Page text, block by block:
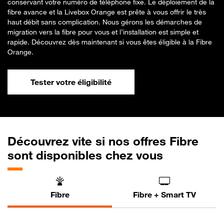
conservant votre numéro de téléphone fixe. Le déploiement de la
fibre avance et la Livebox Orange est prête à vous offrir le très
haut débit sans complication. Nous gérons les démarches de
migration vers la fibre pour vous et l’installation est simple et
rapide. Découvrez dès maintenant si vous êtes éligible à la Fibre
Orange.
Tester votre éligibilité
Découvrez vite si nos offres Fibre
sont disponibles chez vous
Fibre Fibre + Smart TV